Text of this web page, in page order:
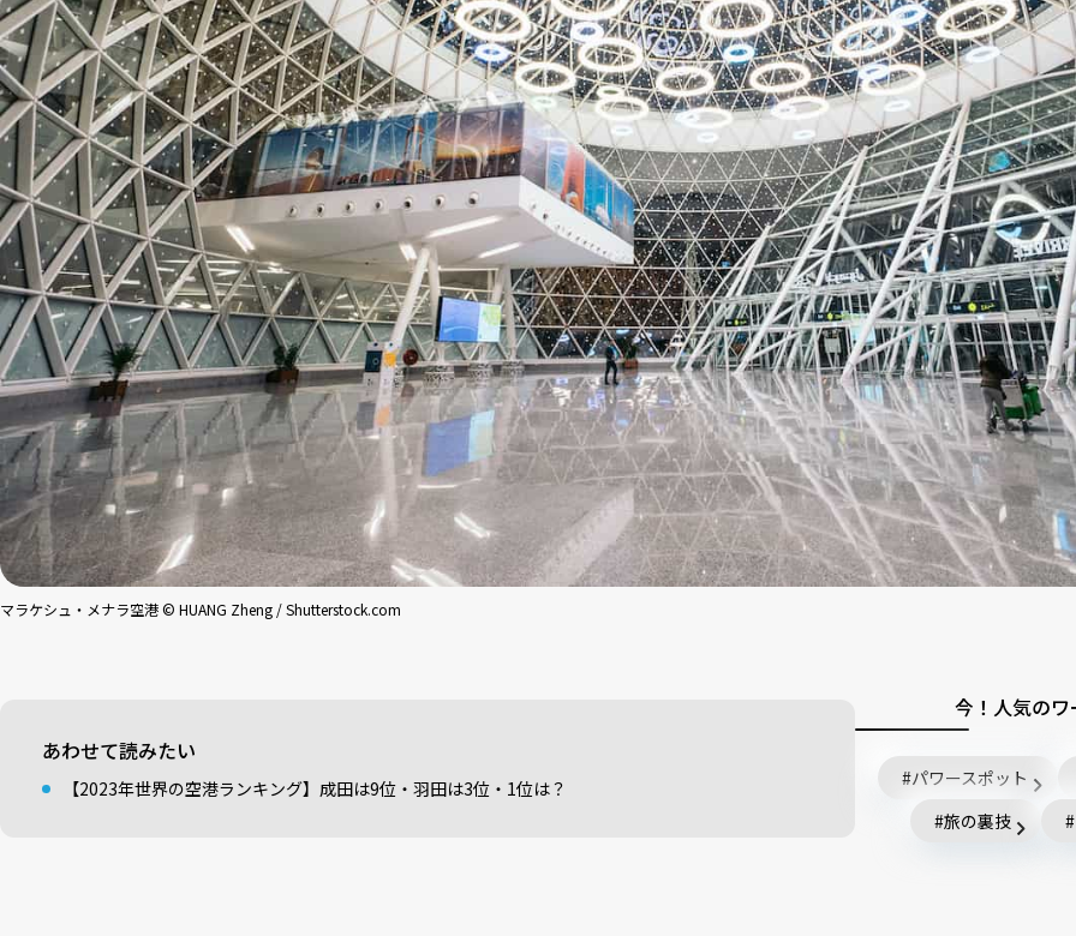
マラケシュ・メナラ空港 © HUANG Zheng / Shutterstock.com
あわせて読みたい
【2023年世界の空港ランキング】成田は9位・羽田は3位・1位は？
今！人気のワ
パワースポット
旅の裏技